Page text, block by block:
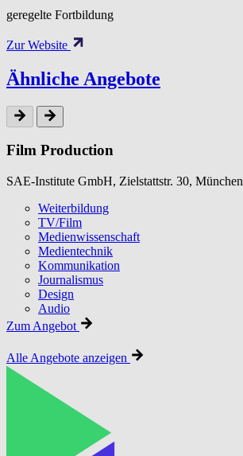
geregelte Fortbildung
Zur Website
Ähnliche Angebote
Film Production
SAE-Institute GmbH, Zielstattstr. 30, München
Weiterbildung
TV/Film
Medienwissenschaft
Medientechnik
Kommunikation
Journalismus
Design
Audio
Zum Angebot
Alle Angebote anzeigen